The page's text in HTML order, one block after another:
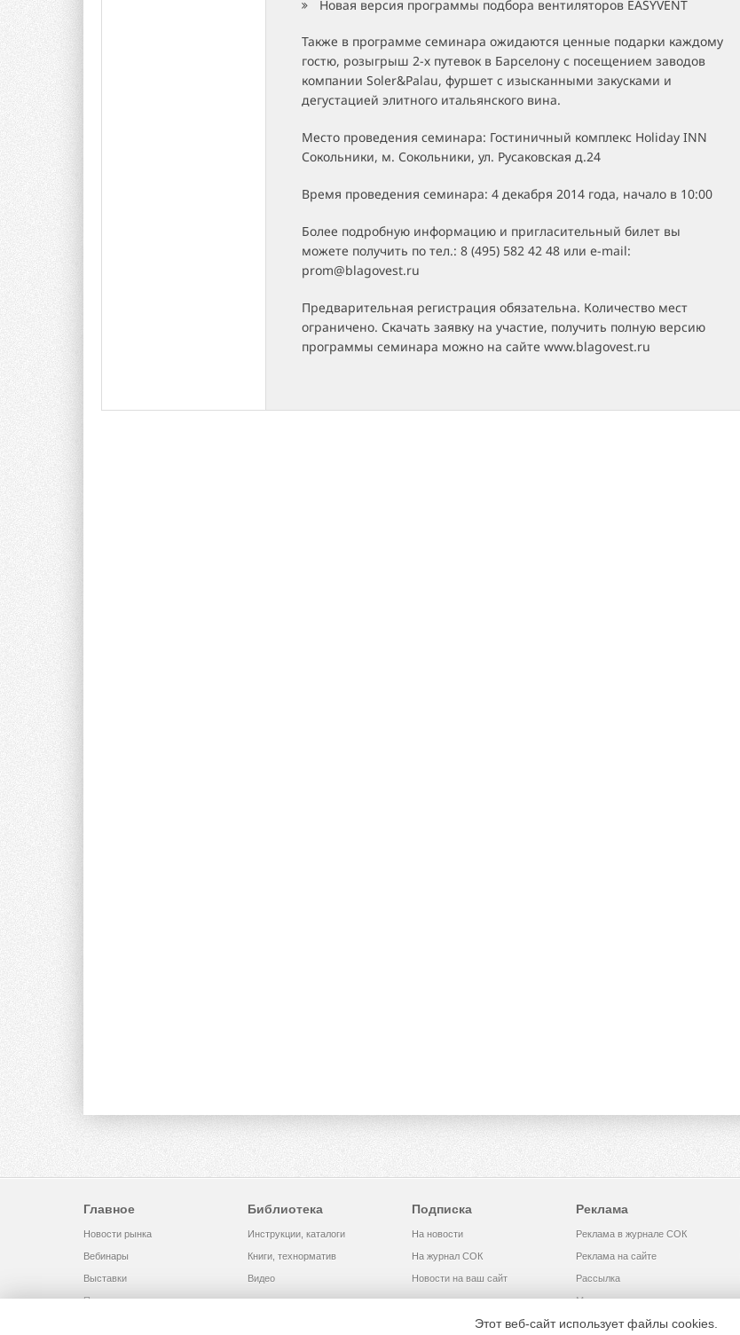
Новая версия программы подбора вентиляторов EASYVENT
Также в программе семинара ожидаются ценные подарки каждому
гостю, розыгрыш 2-х путевок в Барселону с посещением заводов
компании Soler&Palau, фуршет с изысканными закусками и
дегустацией элитного итальянского вина.
Место проведения семинара: Гостиничный комплекс Holiday INN
Сокольники, м. Сокольники, ул. Русаковская д.24
Время проведения семинара: 4 декабря 2014 года, начало в 10:00
Более подробную информацию и пригласительный билет вы
можете получить по тел.: 8 (495) 582 42 48 или e-mail:
prom@blagovest.ru
Предварительная регистрация обязательна. Количество мест
ограничено. Скачать заявку на участие, получить полную версию
программы семинара можно на сайте www.blagovest.ru
Главное
Новости рынка
Вебинары
Выставки
Помощь
Библиотека
Инструкции, каталоги
Книги, технорматив
Видео
Подписка
На новости
На журнал СОК
Новости на ваш сайт
Реклама
Реклама в журнале СОК
Реклама на сайте
Рассылка
Медиакит
Этот веб-сайт использует файлы cookies.